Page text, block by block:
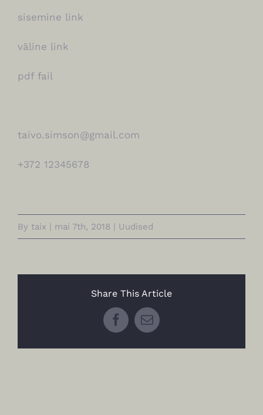
sisemine link
väline link
pdf fail
taivo.simson@gmail.com
+372 12345678
By taix | mai 7th, 2018 | Uudised
Share This Article
Facebook
Email